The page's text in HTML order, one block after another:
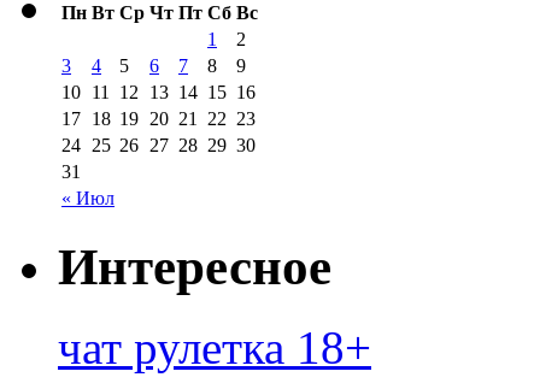
Пн Вт Ср Чт Пт Сб Вс
« Июл
1
2
3
4 5 6 7 8
9
10 11 12 13 14 15 16
17 18 19 20 21 22 23
24 25 26 27 28 29 30
31
Интересное
чат рулетка 18+